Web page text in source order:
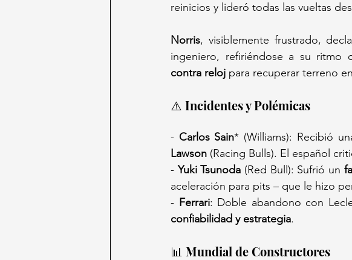
reinicios y lideró todas las vueltas
Norris, visiblemente frustrado,
ingeniero, refiriéndose a su ritmo
contra reloj para recuperar terreno
⚠️ Incidentes y Polémicas
- Carlos Sain* (Williams): Recibió
Lawson (Racing Bulls). El español
- Yuki Tsunoda (Red Bull): Sufrió un
aceleración para pits – que le hizo
- Ferrari: Doble abandono con
confiabilidad y estrategia.
📊 Mundial de Constructores